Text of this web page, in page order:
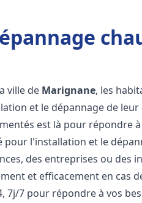
ville de Marignane, les
et le dépannage de
est là pour répondre
pour l'installation et le
des entreprises ou des
et efficacement en cas
7j/7 pour répondre à vos